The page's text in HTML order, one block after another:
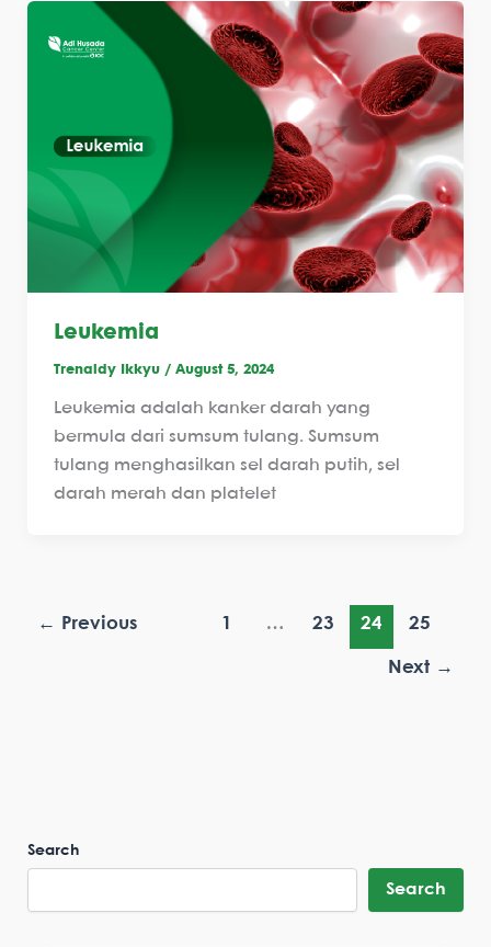
Leukemia
Trenaldy Ikkyu / August 5, 2024
Leukemia adalah kanker darah yang
bermula dari sumsum tulang. Sumsum
tulang menghasilkan sel darah putih, sel
darah merah dan platelet
← Previous 1 … 23 24 25
Next →
Search
Search